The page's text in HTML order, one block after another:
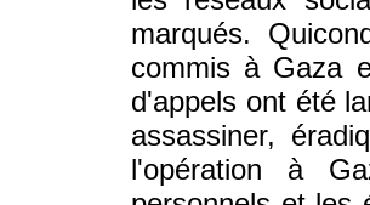
marqués.
commis à Gaza
d'appels ont été
assassiner,
l'opération à